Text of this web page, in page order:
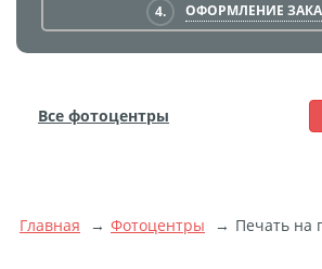
4. ОФОРМЛЕНИЕ
Все фотоцентры
Главная Фотоцентры Печать на